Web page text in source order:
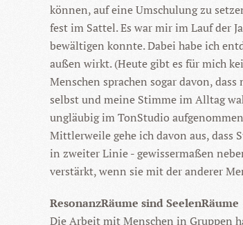
können, auf eine Umschulung zu
fest im Sattel. Es war mir im Lauf der
bewältigen konnte. Dabei habe ich
außen wirkt. (Heute gibt es für mich
Menschen sprachen sogar davon,
selbst und meine Stimme im Alltag
ungläubig im TonStudio
Mittlerweile gehe ich davon aus, dass
in zweiter Linie - gewissermaßen
verstärkt, wenn sie mit der anderer
ResonanzRäume sind SeelenRäume
Die Arbeit mit Menschen in Gruppen